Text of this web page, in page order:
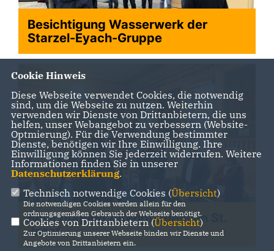
Besichtigung Wasserwerk der
Starzel-Eyach-Gruppe
Besichtigung Altenpflegeheim St.
Josef
Cookie Hinweis
Diese Webseite verwendet Cookies, die notwendig
sind, um die Webseite zu nutzen. Weiterhin
verwenden wir Dienste von Drittanbietern, die uns
helfen, unser Webangebot zu verbessern (Website-
Optmierung). Für die Verwendung bestimmter
Dienste, benötigen wir Ihre Einwilligung. Ihre
Einwilligung können Sie jederzeit widerrufen. Weitere
Informationen finden Sie in unserer
Datenschutzerklärung.
Technisch notwendige Cookies (Übersicht)
Die notwendigen Cookies werden allein für den
ordnungsgemäßen Gebrauch der Webseite benötigt.
Cookies von Drittanbietern (Übersicht)
Zur Optimierung unserer Webseite binden wir Dienste und
Angebote von Drittanbietern ein.